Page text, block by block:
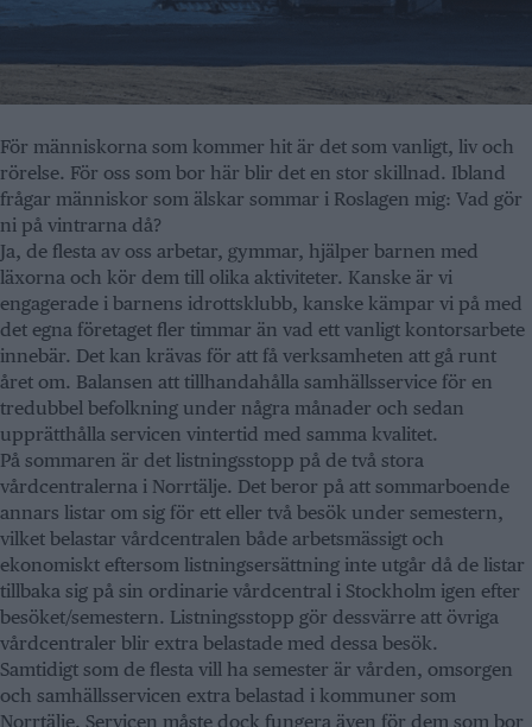
För människorna som kommer hit är det som vanligt, liv och
rörelse. För oss som bor här blir det en stor skillnad. Ibland
frågar människor som älskar sommar i Roslagen mig: Vad gör
ni på vintrarna då?
Ja, de flesta av oss arbetar, gymmar, hjälper barnen med
läxorna och kör dem till olika aktiviteter. Kanske är vi
engagerade i barnens idrottsklubb, kanske kämpar vi på med
det egna företaget fler timmar än vad ett vanligt kontorsarbete
innebär. Det kan krävas för att få verksamheten att gå runt
året om. Balansen att tillhandahålla samhällsservice för en
tredubbel befolkning under några månader och sedan
upprätthålla servicen vintertid med samma kvalitet.
På sommaren är det listningsstopp på de två stora
vårdcentralerna i Norrtälje. Det beror på att sommarboende
annars listar om sig för ett eller två besök under semestern,
vilket belastar vårdcentralen både arbetsmässigt och
ekonomiskt eftersom listningsersättning inte utgår då de listar
tillbaka sig på sin ordinarie vårdcentral i Stockholm igen efter
besöket/semestern. Listningsstopp gör dessvärre att övriga
vårdcentraler blir extra belastade med dessa besök.
Samtidigt som de flesta vill ha semester är vården, omsorgen
och samhällsservicen extra belastad i kommuner som
Norrtälje. Servicen måste dock fungera även för dem som bor